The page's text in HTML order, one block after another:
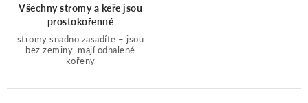
Všechny stromy a keře jsou
prostokořenné
stromy snadno zasadíte – jsou
bez zeminy, mají odhalené
kořeny